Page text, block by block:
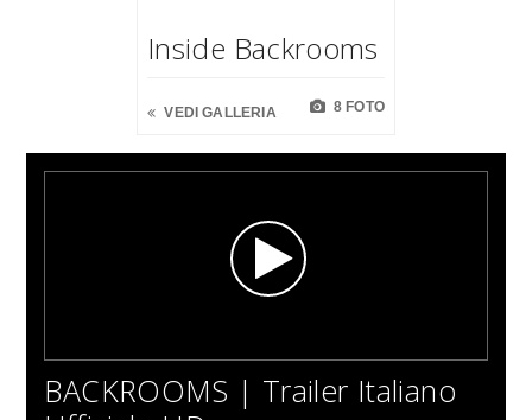
Inside Backrooms
VEDI GALLERIA 8 FOTO
BACKROOMS | Trailer Italiano